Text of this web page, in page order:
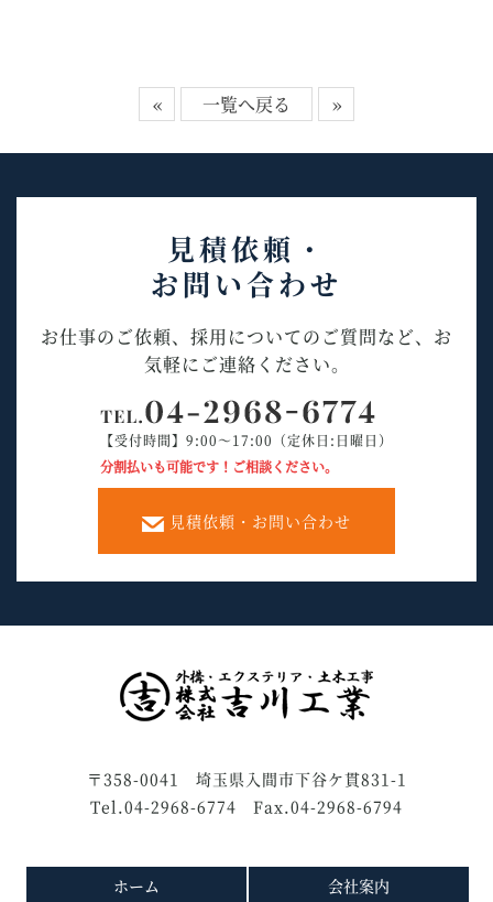
« 一覧へ戻る »
見積依頼・
お問い合わせ
お仕事のご依頼、採用についてのご質問など、お
気軽にご連絡ください。
【受付時間】9:00～17:00（定休日:日曜日）
分割払いも可能です！ご相談ください。
見積依頼・お問い合わせ
〒358-0041 埼玉県入間市下谷ケ貫831-1
Tel.04-2968-6774 Fax.04-2968-6794
ホーム 会社案内